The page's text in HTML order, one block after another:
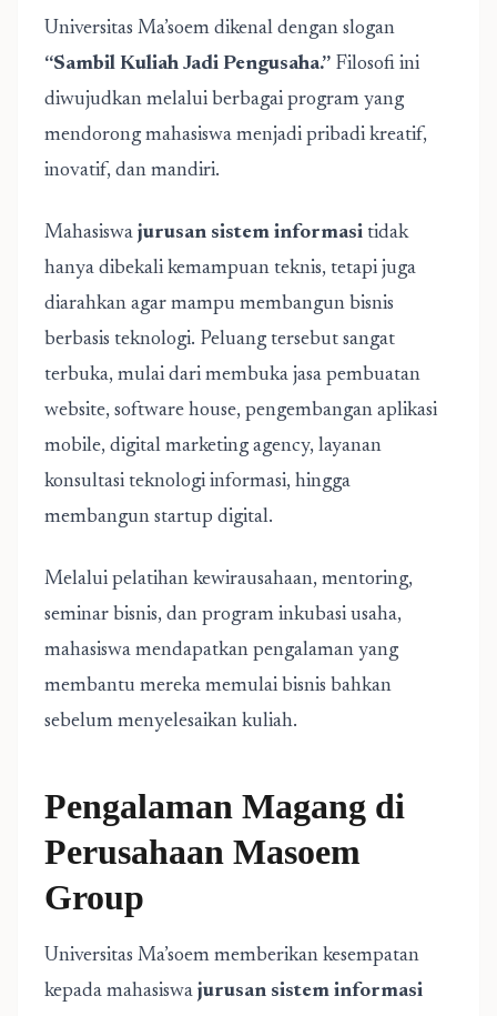
Universitas Ma’soem dikenal dengan slogan
“Sambil Kuliah Jadi Pengusaha.” Filosofi ini
diwujudkan melalui berbagai program yang
mendorong mahasiswa menjadi pribadi kreatif,
inovatif, dan mandiri.
Mahasiswa jurusan sistem informasi tidak
hanya dibekali kemampuan teknis, tetapi juga
diarahkan agar mampu membangun bisnis
berbasis teknologi. Peluang tersebut sangat
terbuka, mulai dari membuka jasa pembuatan
website, software house, pengembangan aplikasi
mobile, digital marketing agency, layanan
konsultasi teknologi informasi, hingga
membangun startup digital.
Melalui pelatihan kewirausahaan, mentoring,
seminar bisnis, dan program inkubasi usaha,
mahasiswa mendapatkan pengalaman yang
membantu mereka memulai bisnis bahkan
sebelum menyelesaikan kuliah.
Pengalaman Magang di
Perusahaan Masoem
Group
Universitas Ma’soem memberikan kesempatan
kepada mahasiswa jurusan sistem informasi